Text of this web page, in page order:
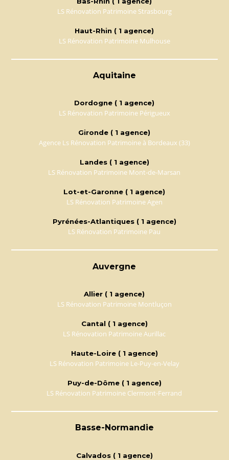
LS Rénovation Patrimoine Strasbourg
Haut-Rhin ( 1 agence)
LS Rénovation Patrimoine Mulhouse
Aquitaine
Dordogne ( 1 agence)
LS Rénovation Patrimoine Périgueux
Gironde ( 1 agence)
Agence Ls Rénovation Patrimoine à Bordeaux (33)
Landes ( 1 agence)
LS Rénovation Patrimoine Mont-de-Marsan
Lot-et-Garonne ( 1 agence)
LS Rénovation Patrimoine Agen
Pyrénées-Atlantiques ( 1 agence)
LS Rénovation Patrimoine Pau
Auvergne
Allier ( 1 agence)
LS Rénovation Patrimoine Montluçon
Cantal ( 1 agence)
LS Rénovation Patrimoine Aurillac
Haute-Loire ( 1 agence)
LS Rénovation Patrimoine Le-Puy-en-Velay
Puy-de-Dôme ( 1 agence)
LS Rénovation Patrimoine Clermont-Ferrand
Basse-Normandie
Calvados ( 1 agence)